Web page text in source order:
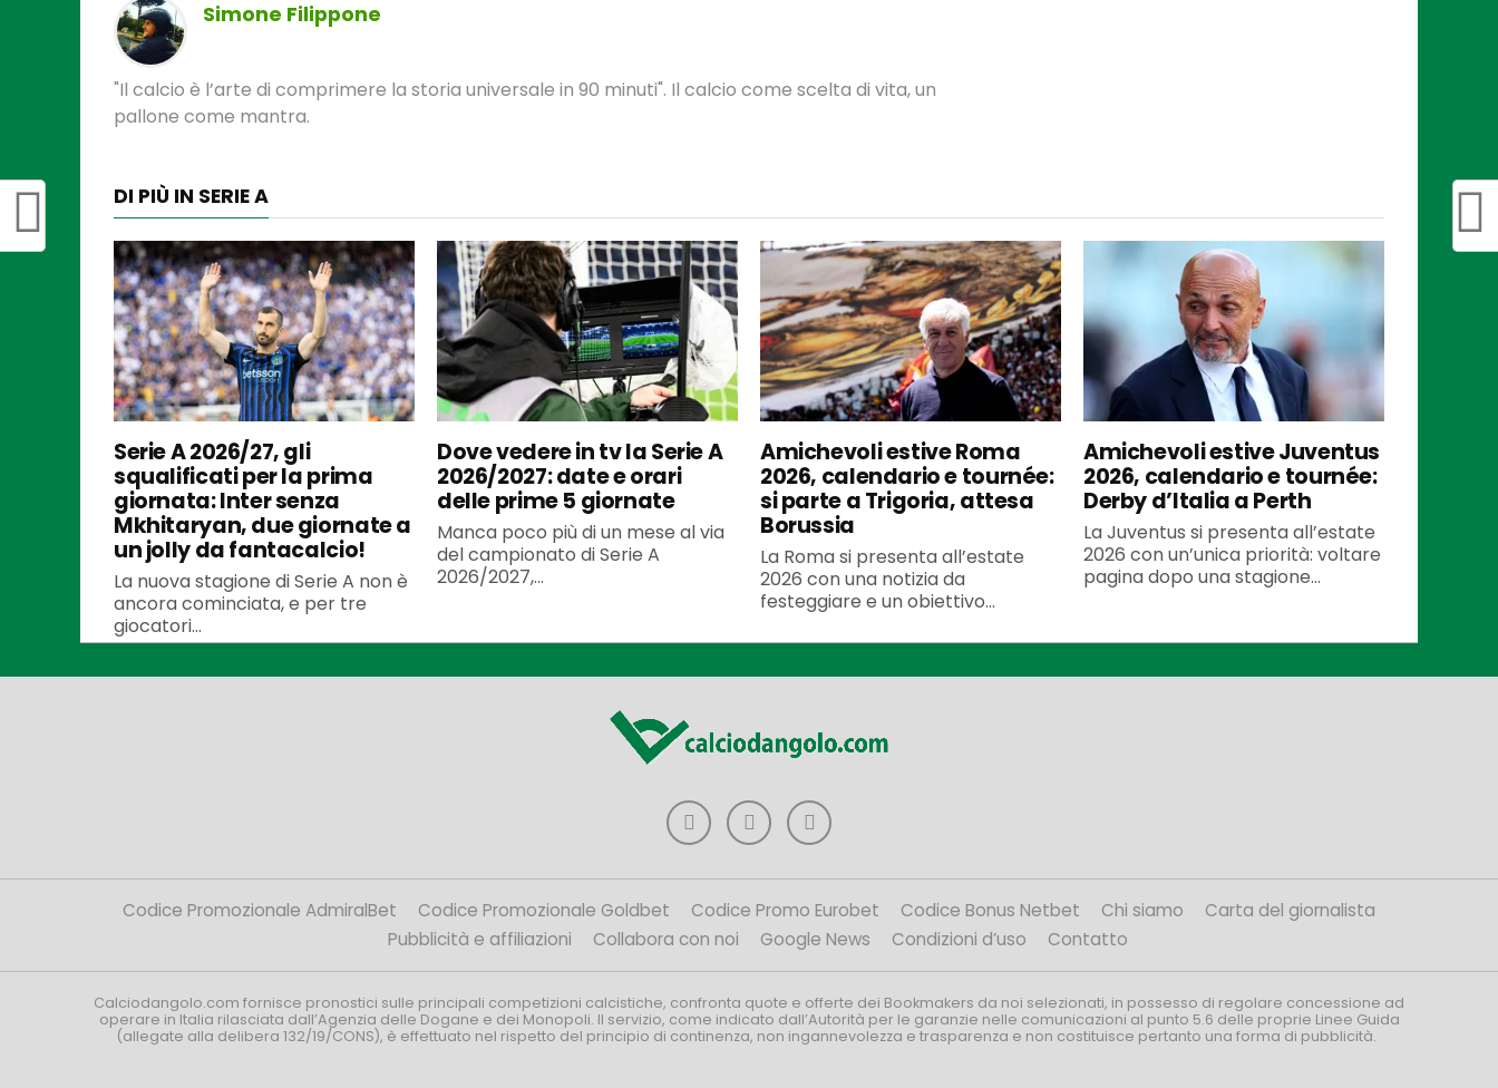
Simone Filippone
"Il calcio è l’arte di comprimere la storia universale in 90 minuti". Il calcio come scelta di vita, un
pallone come mantra.
DI PIÙ IN SERIE A
Serie A 2026/27, gli
squalificati per la prima
giornata: Inter senza
Mkhitaryan, due giornate a
un jolly da fantacalcio!
La nuova stagione di Serie A non è
ancora cominciata, e per tre
giocatori...
Dove vedere in tv la Serie A
2026/2027: date e orari
delle prime 5 giornate
Manca poco più di un mese al via
del campionato di Serie A
2026/2027,...
Amichevoli estive Roma
2026, calendario e tournée:
si parte a Trigoria, attesa
Borussia
La Roma si presenta all’estate
2026 con una notizia da
festeggiare e un obiettivo...
Amichevoli estive Juventus
2026, calendario e tournée:
Derby d’Italia a Perth
La Juventus si presenta all’estate
2026 con un’unica priorità: voltare
pagina dopo una stagione...
Codice Promozionale AdmiralBet Codice Promozionale Goldbet Codice Promo Eurobet Codice Bonus Netbet Chi siamo
Carta del giornalista
Pubblicità e affiliazioni
Collabora con noi Google News Condizioni d’uso Contatto
Calciodangolo.com fornisce pronostici sulle principali competizioni calcistiche, confronta quote e offerte dei Bookmakers da noi selezionati, in possesso di regolare concessione ad
operare in Italia rilasciata dall’Agenzia delle Dogane e dei Monopoli. Il servizio, come indicato dall’Autorità per le garanzie nelle comunicazioni al punto 5.6 delle proprie Linee Guida
(allegate alla delibera 132/19/CONS), è effettuato nel rispetto del principio di continenza, non ingannevolezza e trasparenza e non costituisce pertanto una forma di pubblicità.